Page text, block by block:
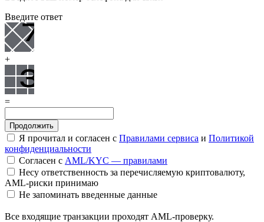
Введите ответ
+
=
Я прочитал и согласен с Правилами сервиса и Политикой
конфиденциальности
Согласен с AML/KYC — правилами
Несу ответственность за перечисляемую криптовалюту,
AML-риски принимаю
Не запоминать введенные данные
Все входящие транзакции проходят AML-проверку.